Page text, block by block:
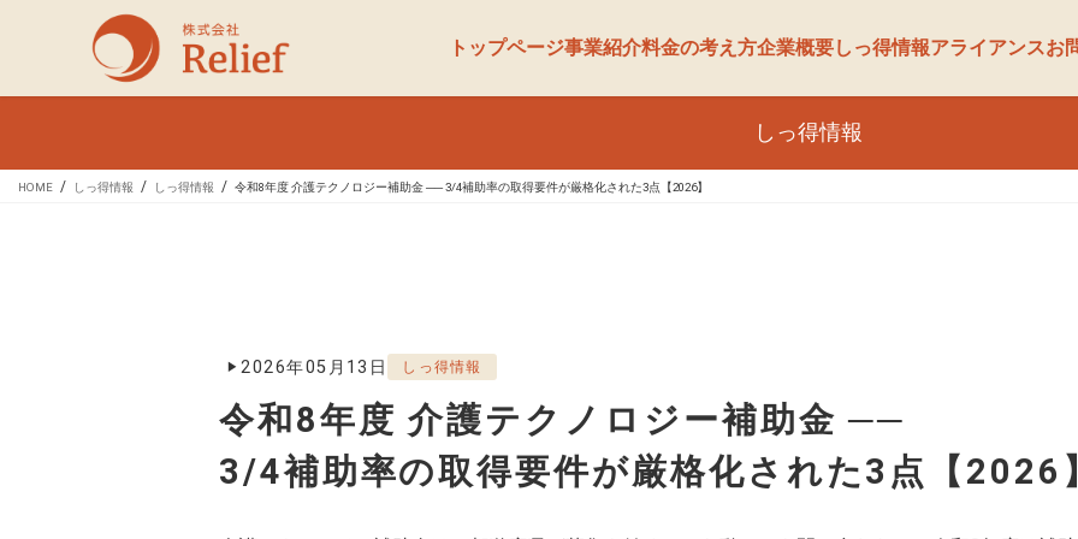
ン
ー
トップページ事業紹介料金の考え方企業概要しっ得情報アライアンスお
しっ得情報
HOME しっ得情報 しっ得情報 令和8年度 介護テクノロジー補助金 ── 3/4補助率の取得要件が厳格化された3点【2026】
2026年05月13日 しっ得情報
令和8年度 介護テクノロジー補助金 ──
3/4補助率の取得要件が厳格化された3点【2026